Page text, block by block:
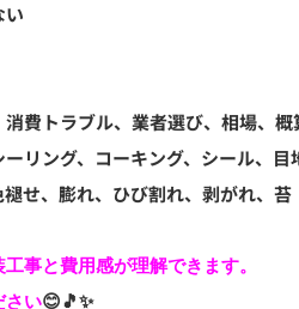
い
費トラブル、業者選び、相場、概
リング、コーキング、シール、目
せ、膨れ、ひび割れ、剥がれ、苔
事と費用感が理解できます。
さい